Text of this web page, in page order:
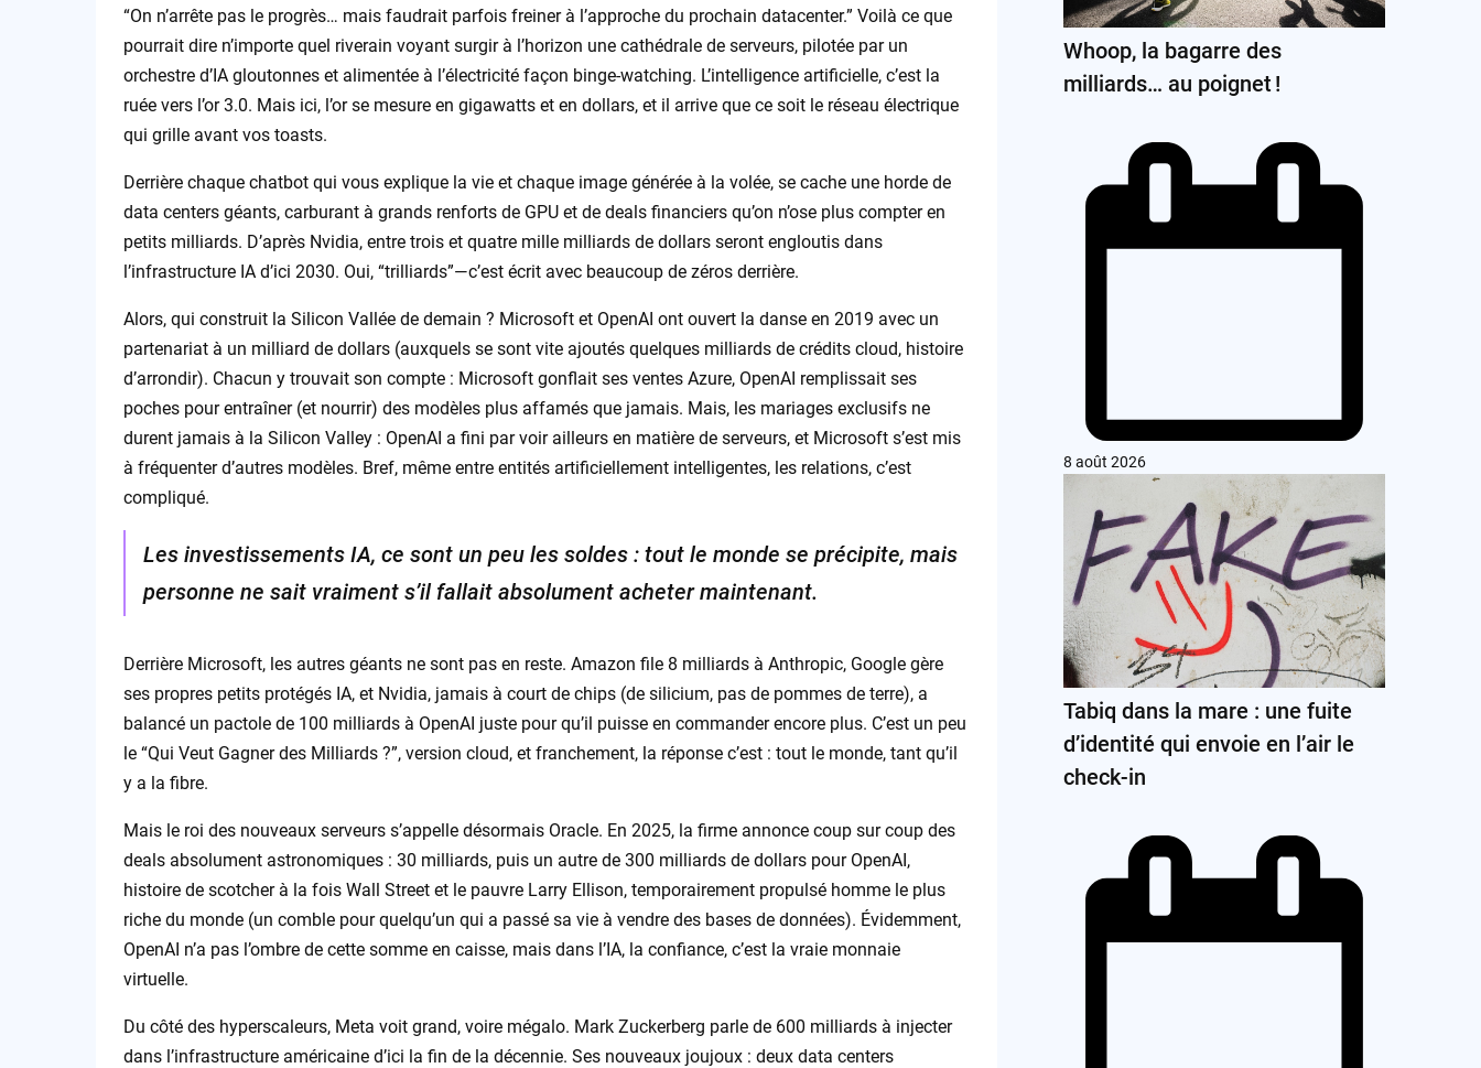
“On n’arrête pas le progrès… mais faudrait parfois freiner à l’approche du prochain datacenter.” Voilà ce que
pourrait dire n’importe quel riverain voyant surgir à l’horizon une cathédrale de serveurs, pilotée par un
orchestre d’IA gloutonnes et alimentée à l’électricité façon binge-watching. L’intelligence artificielle, c’est la
ruée vers l’or 3.0. Mais ici, l’or se mesure en gigawatts et en dollars, et il arrive que ce soit le réseau électrique
qui grille avant vos toasts.
Derrière chaque chatbot qui vous explique la vie et chaque image générée à la volée, se cache une horde de
data centers géants, carburant à grands renforts de GPU et de deals financiers qu’on n’ose plus compter en
petits milliards. D’après Nvidia, entre trois et quatre mille milliards de dollars seront engloutis dans
l’infrastructure IA d’ici 2030. Oui, “trilliards”—c’est écrit avec beaucoup de zéros derrière.
Alors, qui construit la Silicon Vallée de demain ? Microsoft et OpenAI ont ouvert la danse en 2019 avec un
partenariat à un milliard de dollars (auxquels se sont vite ajoutés quelques milliards de crédits cloud, histoire
d’arrondir). Chacun y trouvait son compte : Microsoft gonflait ses ventes Azure, OpenAI remplissait ses
poches pour entraîner (et nourrir) des modèles plus affamés que jamais. Mais, les mariages exclusifs ne
durent jamais à la Silicon Valley : OpenAI a fini par voir ailleurs en matière de serveurs, et Microsoft s’est mis
à fréquenter d’autres modèles. Bref, même entre entités artificiellement intelligentes, les relations, c’est
compliqué.
Les investissements IA, ce sont un peu les soldes : tout le monde se précipite, mais
personne ne sait vraiment s’il fallait absolument acheter maintenant.
Derrière Microsoft, les autres géants ne sont pas en reste. Amazon file 8 milliards à Anthropic, Google gère
ses propres petits protégés IA, et Nvidia, jamais à court de chips (de silicium, pas de pommes de terre), a
balancé un pactole de 100 milliards à OpenAI juste pour qu’il puisse en commander encore plus. C’est un peu
le “Qui Veut Gagner des Milliards ?”, version cloud, et franchement, la réponse c’est : tout le monde, tant qu’il
y a la fibre.
Mais le roi des nouveaux serveurs s’appelle désormais Oracle. En 2025, la firme annonce coup sur coup des
deals absolument astronomiques : 30 milliards, puis un autre de 300 milliards de dollars pour OpenAI,
histoire de scotcher à la fois Wall Street et le pauvre Larry Ellison, temporairement propulsé homme le plus
riche du monde (un comble pour quelqu’un qui a passé sa vie à vendre des bases de données). Évidemment,
OpenAI n’a pas l’ombre de cette somme en caisse, mais dans l’IA, la confiance, c’est la vraie monnaie
virtuelle.
Du côté des hyperscaleurs, Meta voit grand, voire mégalo. Mark Zuckerberg parle de 600 milliards à injecter
dans l’infrastructure américaine d’ici la fin de la décennie. Ses nouveaux joujoux : deux data centers
Whoop, la bagarre des
milliards… au poignet !
8 août 2026
Tabiq dans la mare : une fuite
d’identité qui envoie en l’air le
check-in